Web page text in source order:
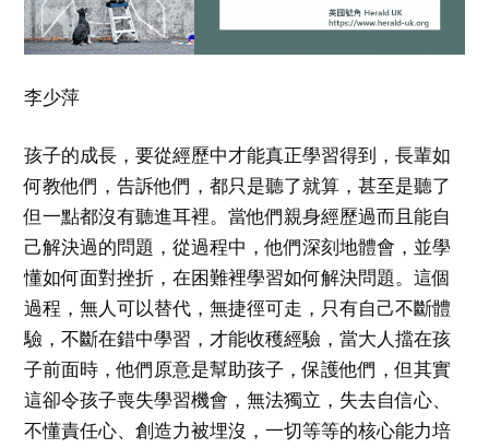
李少萍
孩子的成長，要從經歷中才能真正學習得到，長輩如
何教他們，告訴他們，都只是聽了就算，甚至是聽了
但一點都沒有聽進耳裡。當他們親身經歷過而且能自
己解決過的問題，從過程中，他們深刻地體會，並學
懂如何面對挫折，在困難裡學習如何解決問題。這個
過程，無人可以替代，無捷徑可走，只有自己不斷體
驗，不斷在錯中學習，才能收穫經驗，當大人擋在孩
子前面時，他們原意是幫助孩子，保護他們，但其實
這卻令孩子喪失學習機會，無法獨立，失去自信心、
不懂責任心、創造力被埋沒，一切等等的核心能力培